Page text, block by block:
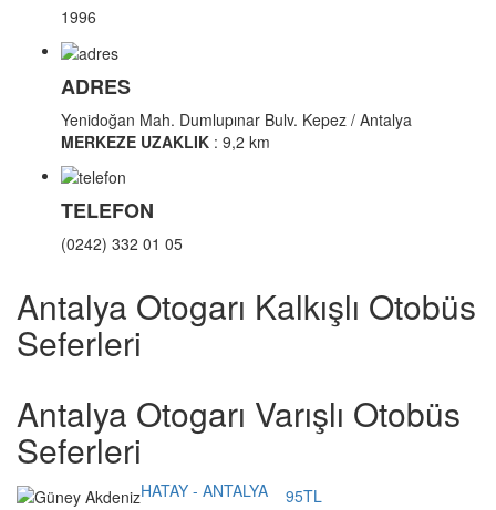
1996
ADRES
Yenidoğan Mah. Dumlupınar Bulv. Kepez / Antalya
MERKEZE UZAKLIK : 9,2 km
TELEFON
(0242) 332 01 05
Antalya Otogarı Kalkışlı Otobüs
Seferleri
Antalya Otogarı Varışlı Otobüs
Seferleri
HATAY - ANTALYA
95TL